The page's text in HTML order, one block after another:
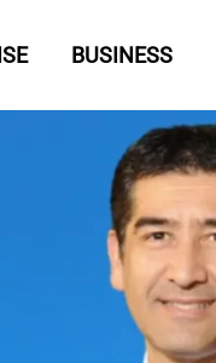
BUSINESS